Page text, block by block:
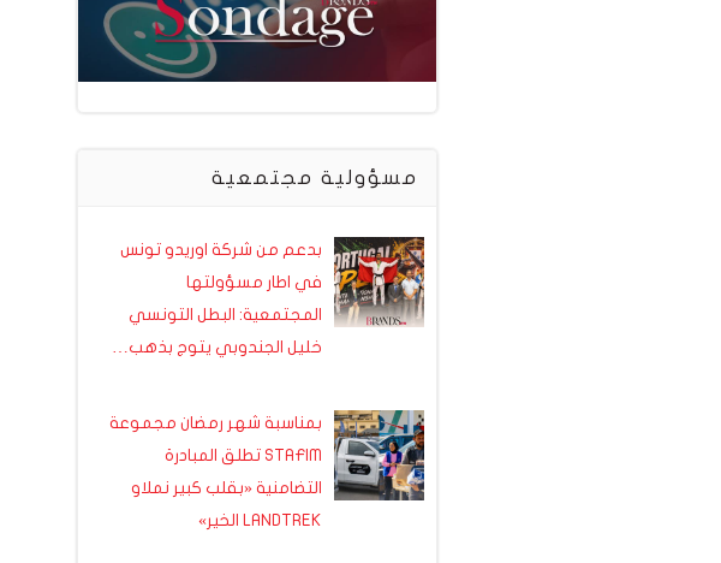
مسؤولية مجتمعية
بدعم من شركة اوريدو تونس
في اطار مسؤولتها
المجتمعية: البطل التونسي
خليل الجندوبي يتوج بذهب…
بمناسبة شهر رمضان مجموعة
STAFIM تطلق المبادرة
التضامنية «بقلب كبير نملاو
LANDTREK الخير»